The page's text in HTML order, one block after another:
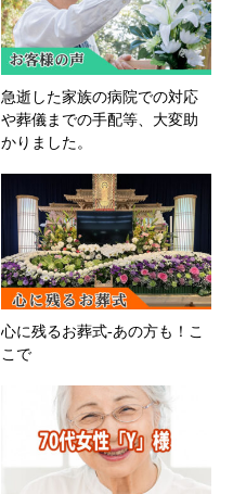
急逝した家族の病院での対応
や葬儀までの手配等、大変助
かりました。
心に残るお葬式-あの方も！こ
こで